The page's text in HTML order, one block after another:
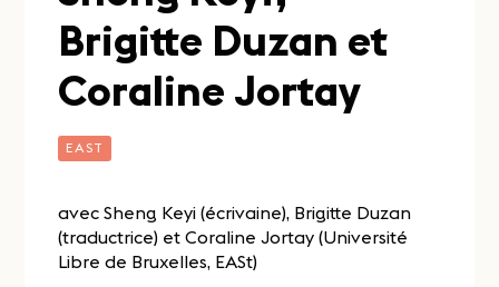
Brigitte Duzan et
Coraline Jortay
EAST
avec Sheng Keyi (écrivaine), Brigitte Duzan
(traductrice) et Coraline Jortay (Université
Libre de Bruxelles, EASt)